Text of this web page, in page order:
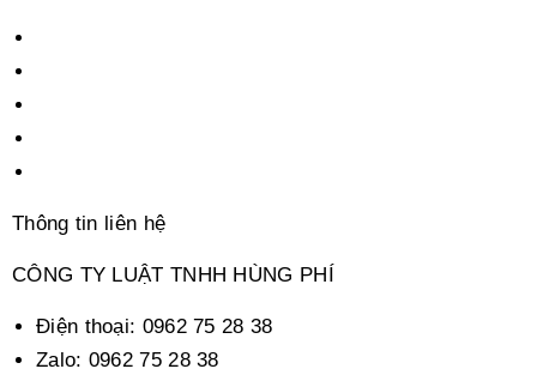
Thông tin liên hệ
CÔNG TY LUẬT TNHH HÙNG PHÍ
Điện thoại: 0962 75 28 38
Zalo: 0962 75 28 38